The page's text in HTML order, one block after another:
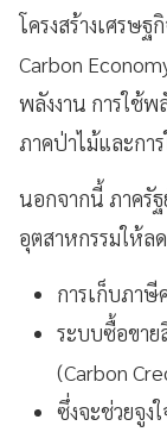
โครงสร้างเศรษ
Carbon
พลังงาน การใช้พ
ภาคป่าไม้และกา
นอกจากนี้ ภาครั
อุตสาหกรรมให้ล
การเก็บภาษี
ระบบซื้อขา
(Carbon
ซึ่งจะช่วยจูง